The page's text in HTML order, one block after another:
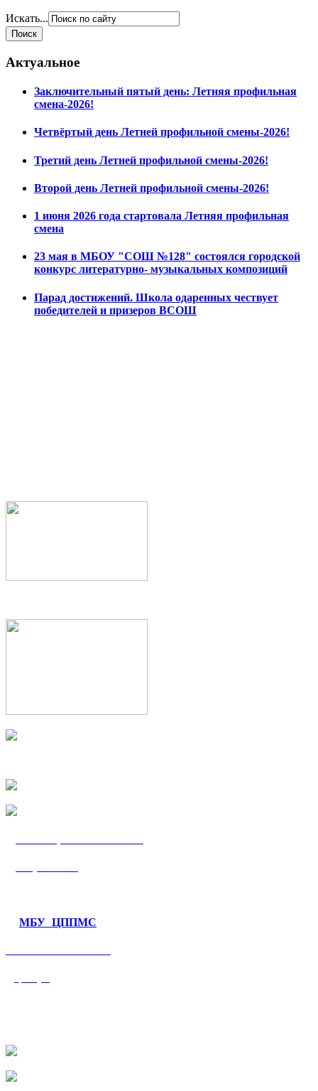
Искать...
Актуальное
Заключительный пятый день: Летняя профильная
смена-2026!
Четвёртый день Летней профильной смены-2026!
Третий день Летней профильной смены-2026!
Второй день Летней профильной смены-2026!
1 июня 2026 года стартовала Летняя профильная
смена
23 мая в МБОУ "СОШ №128" состоялся городской
конкурс литературно- музыкальных композиций
Парад достижений. Школа одаренных чествует
победителей и призеров ВСОШ
МБУ ЦППМС